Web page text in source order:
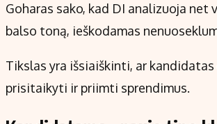
Goharas sako, kad DI analizuoja net
balso toną, ieškodamas
Tikslas yra išsiaiškinti, ar
prisitaikyti ir priimti sprendimus.